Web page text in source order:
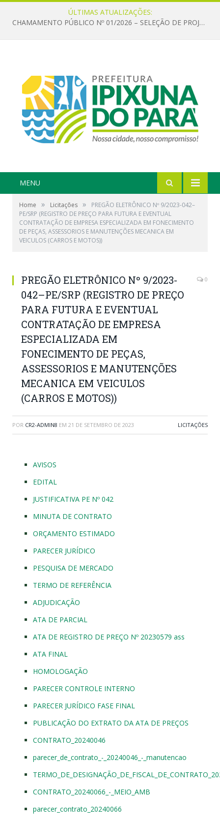
ÚLTIMAS ATUALIZAÇÕES:
CHAMAMENTO PÚBLICO Nº 01/2026 – SELEÇÃO DE PROJETOS PARA FIRMAR TERMO DE EXECUÇÃO CULTURAL COM RECURSOS DA POLÍTICA NACIONAL ALDIR BLANC DE FOMENTO À CULTURA – PNAB (LEI Nº 14.399/2022)
MENU
Home » Licitações »
PREGÃO ELETRÔNICO Nº 9/2023-042–
PE/SRP (REGISTRO DE PREÇO PARA FUTURA E EVENTUAL
CONTRATAÇÃO DE EMPRESA ESPECIALIZADA EM FONECIMENTO
DE PEÇAS, ASSESSORIOS E MANUTENÇÕES MECANICA EM
VEICULOS (CARROS E MOTOS))
PREGÃO ELETRÔNICO Nº 9/2023-
042–PE/SRP (REGISTRO DE PREÇO
PARA FUTURA E EVENTUAL
CONTRATAÇÃO DE EMPRESA
ESPECIALIZADA EM
FONECIMENTO DE PEÇAS,
ASSESSORIOS E MANUTENÇÕES
MECANICA EM VEICULOS
(CARROS E MOTOS))
0
POR CR2-ADMIN8 EM 21 DE SETEMBRO DE 2023 LICITAÇÕES
AVISOS
EDITAL
JUSTIFICATIVA PE Nº 042
MINUTA DE CONTRATO
ORÇAMENTO ESTIMADO
PARECER JURÍDICO
PESQUISA DE MERCADO
TERMO DE REFERÊNCIA
ADJUDICAÇÃO
ATA DE PARCIAL
ATA DE REGISTRO DE PREÇO Nº 20230579 ass
ATA FINAL
HOMOLOGAÇÃO
PARECER CONTROLE INTERNO
PARECER JURÍDICO FASE FINAL
PUBLICAÇÃO DO EXTRATO DA ATA DE PREÇOS
CONTRATO_20240046
parecer_de_contrato_-_20240046_-_manutencao
CONTRATO_20240066_-_MEIO_AMB
parecer_contrato_20240066